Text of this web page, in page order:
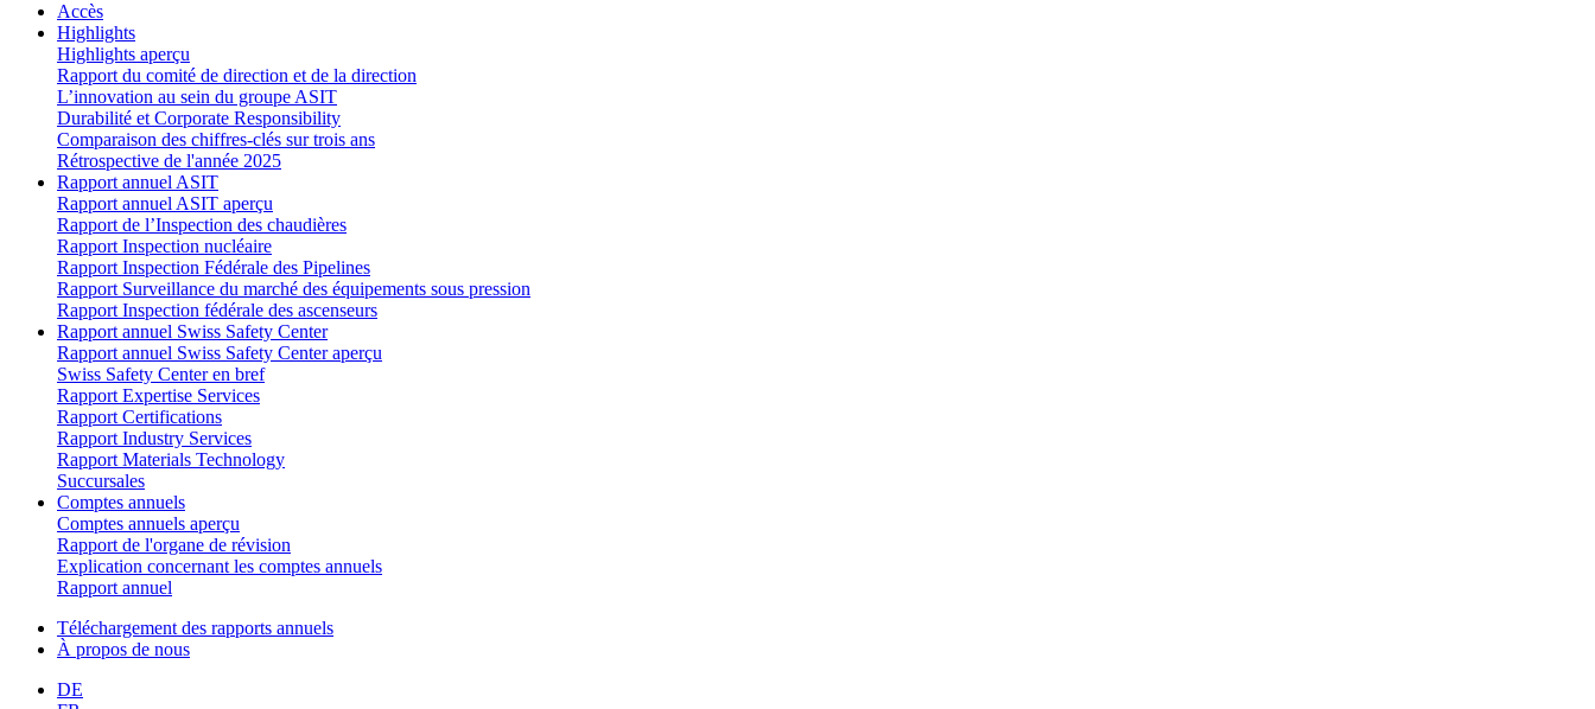
Accès
Highlights
Highlights aperçu
Rapport du comité de direction et de la direction
L’innovation au sein du groupe ASIT
Durabilité et Corporate Responsibility
Comparaison des chiffres-clés sur trois ans
Rétrospective de l'année 2025
Rapport annuel ASIT
Rapport annuel ASIT aperçu
Rapport de l’Inspection des chaudières
Rapport Inspection nucléaire
Rapport Inspection Fédérale des Pipelines
Rapport Surveillance du marché des équipements sous pression
Rapport Inspection fédérale des ascenseurs
Rapport annuel Swiss Safety Center
Rapport annuel Swiss Safety Center aperçu
Swiss Safety Center en bref
Rapport Expertise Services
Rapport Certifications
Rapport Industry Services
Rapport Materials Technology
Succursales
Comptes annuels
Comptes annuels aperçu
Rapport de l'organe de révision
Explication concernant les comptes annuels
Rapport annuel
Téléchargement des rapports annuels
À propos de nous
DE